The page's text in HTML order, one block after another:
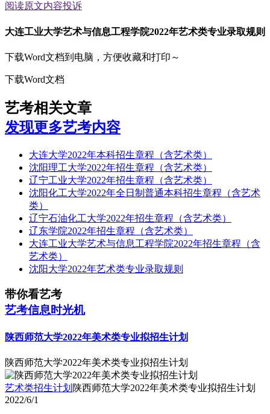
阅读原文内容投诉
大连工业大学艺术与信息工程学院2022年艺术类专业录取规则
下载Word文档到电脑，方便收藏和打印～
下载Word文档
艺考相关文章
发现更多艺考内容
大连大学2022年本科招生章程（含艺术类）
沈阳理工大学2022年招生章程（含艺术类）
辽宁工业大学2022年招生章程（含艺术类）
沈阳化工大学2022年全日制普通本科招生章程（含艺术
类）
辽宁石油化工大学2022年招生章程（含艺术类）
辽东学院2022年招生章程（含艺术类）
大连工业大学艺术与信息工程学院2022年招生章程（含
艺术类）
沈阳大学2022年艺术类专业录取规则
带你看艺考
艺考信息时光机
陕西师范大学2022年美术类专业拟招生计划
陕西师范大学2022年美术类专业拟招生计划
艺术类招生计划 陕西师范大学2022年美术类专业拟招生计划
2022/6/1